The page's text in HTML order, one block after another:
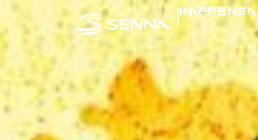
| IMPRENSA